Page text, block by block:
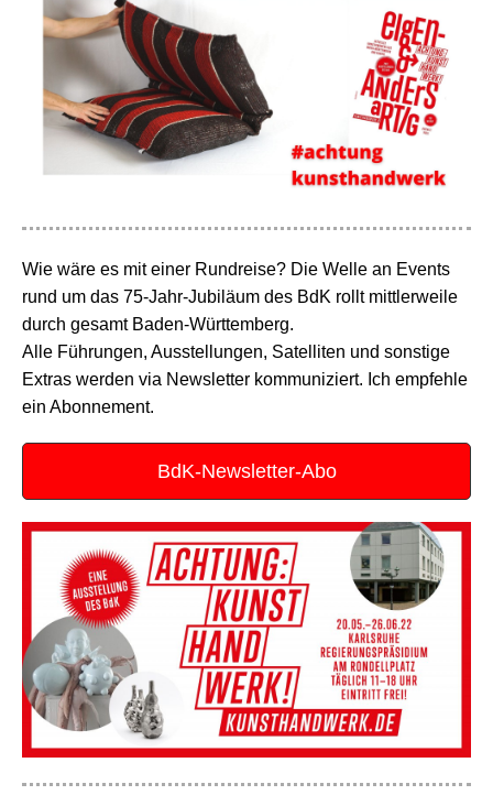
Wie wäre es mit einer Rundreise? Die Welle an Events
rund um das 75-Jahr-Jubiläum des BdK rollt mittlerweile
durch gesamt Baden-Württemberg.
Alle Führungen, Ausstellungen, Satelliten und sonstige
Extras werden via Newsletter kommuniziert. Ich empfehle
ein Abonnement.
BdK-Newsletter-Abo